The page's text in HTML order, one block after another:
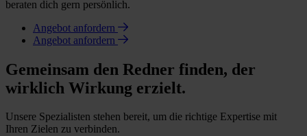
beraten dich gern persönlich.
Angebot anfordern
Angebot anfordern
Gemeinsam den Redner finden, der
wirklich Wirkung erzielt.
Unsere Spezialisten stehen bereit, um die richtige Expertise mit
Ihren Zielen zu verbinden.